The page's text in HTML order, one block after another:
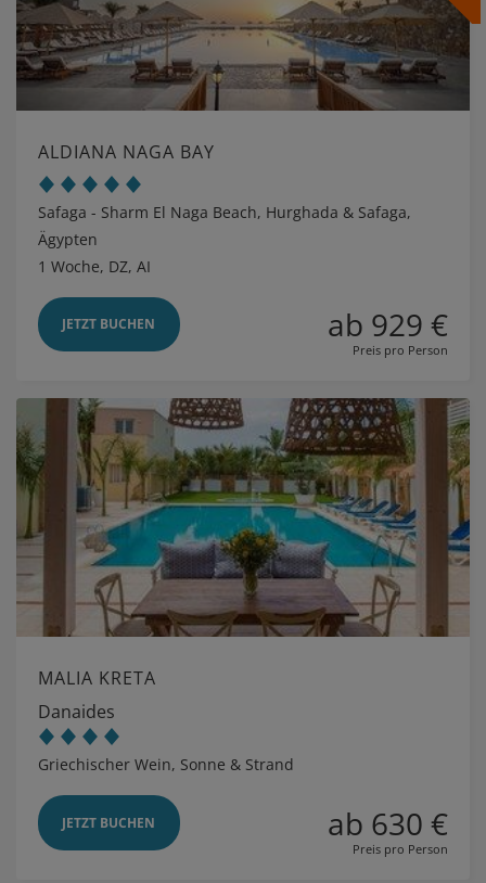
ALDIANA NAGA BAY
Safaga - Sharm El Naga Beach, Hurghada & Safaga,
Ägypten
1 Woche, DZ, AI
JETZT BUCHEN ab 929 €
Preis pro Person
MALIA KRETA
Danaides
Griechischer Wein, Sonne & Strand
JETZT BUCHEN ab 630 €
Preis pro Person